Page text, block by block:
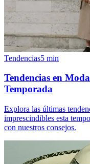
Tendencias5 min
Tendencias en
Temporada
Explora las últimas
imprescindibles esta
con nuestros consejos.